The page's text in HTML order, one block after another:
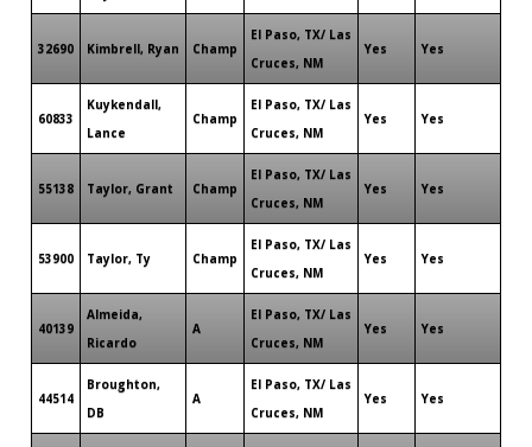
32690 Kimbrell, Ryan Champ
El Paso, TX/ Las
Cruces, NM
Yes Yes
60833
Kuykendall,
Lance
Champ
El Paso, TX/ Las
Cruces, NM
Yes Yes
55138 Taylor, Grant Champ
El Paso, TX/ Las
Cruces, NM
Yes Yes
53900 Taylor, Ty Champ
El Paso, TX/ Las
Cruces, NM
Yes Yes
40139
Almeida,
Ricardo
A
El Paso, TX/ Las
Cruces, NM
Yes Yes
44514
Broughton,
DB
A
El Paso, TX/ Las
Cruces, NM
Yes Yes